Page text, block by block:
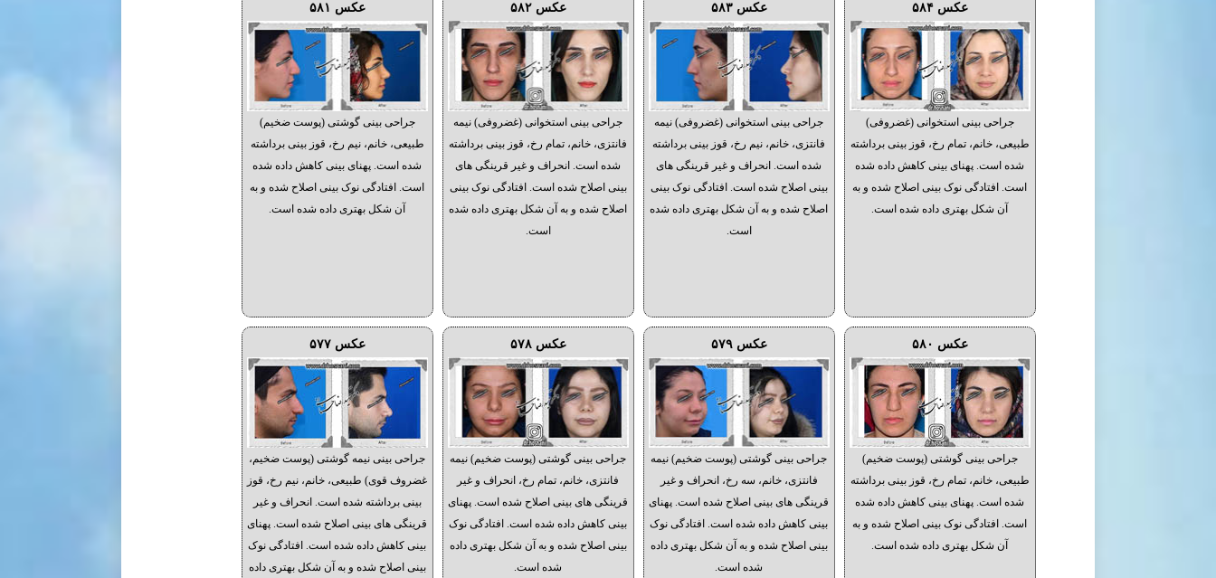
عکس ۵۸۴
جراحی بینی استخوانی (غضروفی)
طبیعی، خانم، تمام رخ، قوز بینی برداشته
شده است. پهنای بینی کاهش داده شده
است. افتادگی نوک بینی اصلاح شده و به
آن شکل بهتری داده شده است.
عکس ۵۸۳
جراحی بینی استخوانی (غضروفی) نیمه
فانتزی، خانم، نیم رخ، قوز بینی برداشته
شده است. انحراف و غیر قرینگی های
بینی اصلاح شده است. افتادگی نوک بینی
اصلاح شده و به آن شکل بهتری داده شده
است.
عکس ۵۸۲
جراحی بینی استخوانی (غضروفی) نیمه
فانتزی، خانم، تمام رخ، قوز بینی برداشته
شده است. انحراف و غیر قرینگی های
بینی اصلاح شده است. افتادگی نوک بینی
اصلاح شده و به آن شکل بهتری داده شده
است.
عکس ۵۸۱
جراحی بینی گوشتی (پوست ضخیم)
طبیعی، خانم، نیم رخ، قوز بینی برداشته
شده است. پهنای بینی کاهش داده شده
است. افتادگی نوک بینی اصلاح شده و به
آن شکل بهتری داده شده است.
عکس ۵۸۰
جراحی بینی گوشتی (پوست ضخیم)
طبیعی، خانم، تمام رخ، قوز بینی برداشته
شده است. پهنای بینی کاهش داده شده
است. افتادگی نوک بینی اصلاح شده و به
آن شکل بهتری داده شده است.
عکس ۵۷۹
جراحی بینی گوشتی (پوست ضخیم) نیمه
فانتزی، خانم، سه رخ، انحراف و غیر
قرینگی های بینی اصلاح شده است. پهنای
بینی کاهش داده شده است. افتادگی نوک
بینی اصلاح شده و به آن شکل بهتری داده
شده است.
عکس ۵۷۸
جراحی بینی گوشتی (پوست ضخیم) نیمه
فانتزی، خانم، تمام رخ، انحراف و غیر
قرینگی های بینی اصلاح شده است. پهنای
بینی کاهش داده شده است. افتادگی نوک
بینی اصلاح شده و به آن شکل بهتری داده
شده است.
عکس ۵۷۷
جراحی بینی نیمه گوشتی (پوست ضخیم،
غضروف قوی) طبیعی، خانم، نیم رخ، قوز
بینی برداشته شده است. انحراف و غیر
قرینگی های بینی اصلاح شده است. پهنای
بینی کاهش داده شده است. افتادگی نوک
بینی اصلاح شده و به آن شکل بهتری داده